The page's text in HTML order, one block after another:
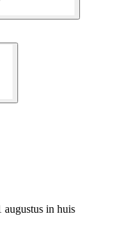
augustus in huis